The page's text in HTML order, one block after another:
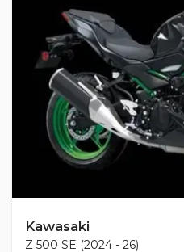
Kawasaki
Z 500 SE (2024 - 26)